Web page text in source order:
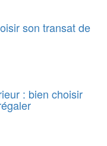
son transat de
: bien choisir